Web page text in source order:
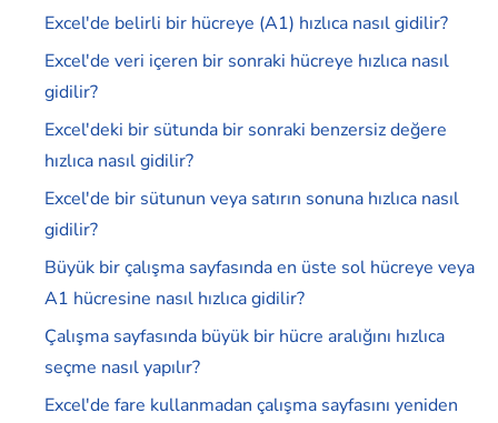
Excel'de belirli bir hücreye (A1) hızlıca nasıl gidilir?
Excel'de veri içeren bir sonraki hücreye hızlıca nasıl
gidilir?
Excel'deki bir sütunda bir sonraki benzersiz değere
hızlıca nasıl gidilir?
Excel'de bir sütunun veya satırın sonuna hızlıca nasıl
gidilir?
Büyük bir çalışma sayfasında en üste sol hücreye veya
A1 hücresine nasıl hızlıca gidilir?
Çalışma sayfasında büyük bir hücre aralığını hızlıca
seçme nasıl yapılır?
Excel'de fare kullanmadan çalışma sayfasını yeniden